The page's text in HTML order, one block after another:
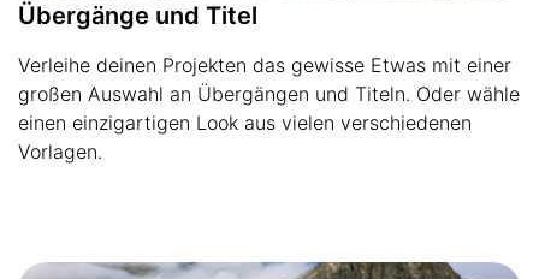
Übergänge und Titel
Verleihe deinen Projekten das gewisse Etwas mit einer
großen Auswahl an Übergängen und Titeln. Oder wähle
einen einzigartigen Look aus vielen verschiedenen
Vorlagen.